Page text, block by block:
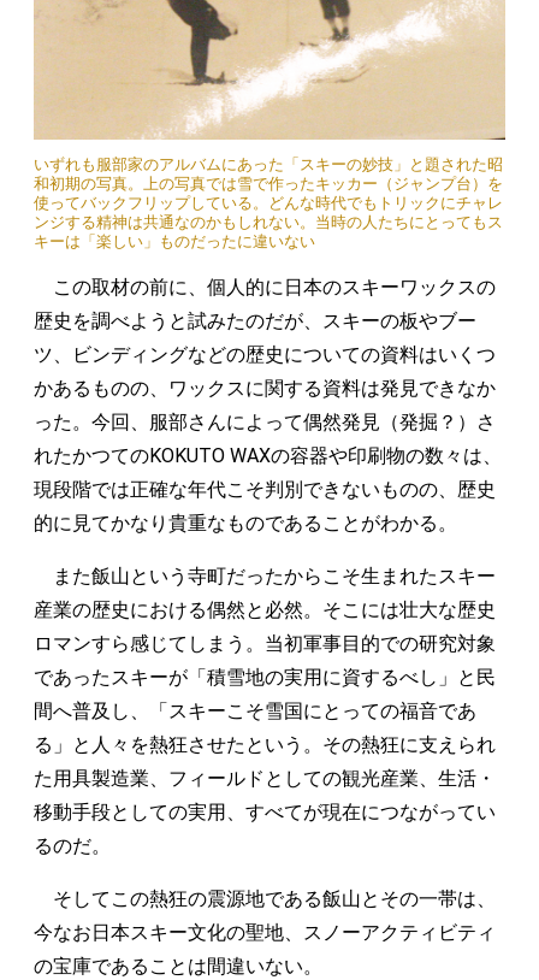
いずれも服部家のアルバムにあった「スキーの妙技」と題された昭
和初期の写真。上の写真では雪で作ったキッカー（ジャンプ台）を
使ってバックフリップしている。どんな時代でもトリックにチャレ
ンジする精神は共通なのかもしれない。当時の人たちにとってもス
キーは「楽しい」ものだったに違いない
この取材の前に、個人的に日本のスキーワックスの
歴史を調べようと試みたのだが、スキーの板やブー
ツ、ビンディングなどの歴史についての資料はいくつ
かあるものの、ワックスに関する資料は発見できなか
った。今回、服部さんによって偶然発見（発掘？）さ
れたかつてのKOKUTO WAXの容器や印刷物の数々は、
現段階では正確な年代こそ判別できないものの、歴史
的に見てかなり貴重なものであることがわかる。
また飯山という寺町だったからこそ生まれたスキー
産業の歴史における偶然と必然。そこには壮大な歴史
ロマンすら感じてしまう。当初軍事目的での研究対象
であったスキーが「積雪地の実用に資するべし」と民
間へ普及し、「スキーこそ雪国にとっての福音であ
る」と人々を熱狂させたという。その熱狂に支えられ
た用具製造業、フィールドとしての観光産業、生活・
移動手段としての実用、すべてが現在につながってい
るのだ。
そしてこの熱狂の震源地である飯山とその一帯は、
今なお日本スキー文化の聖地、スノーアクティビティ
の宝庫であることは間違いない。